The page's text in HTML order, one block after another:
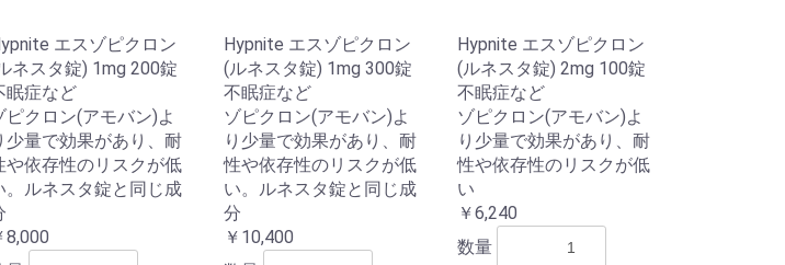
エスゾピクロン
ネスタ錠) 1mg 200錠
眠症など
ピクロン(アモバン)よ
少量で効果があり、耐
や依存性のリスクが低
。ルネスタ錠と同じ成
8,000
Hypnite エスゾピクロン
(ルネスタ錠) 1mg 300錠
不眠症など
ゾピクロン(アモバン)よ
り少量で効果があり、耐
性や依存性のリスクが低
い。ルネスタ錠と同じ成
分
￥10,400
Hypnite エスゾピクロン
(ルネスタ錠) 2mg 100錠
不眠症など
ゾピクロン(アモバン)よ
り少量で効果があり、耐
性や依存性のリスクが低
い
￥6,240
数量